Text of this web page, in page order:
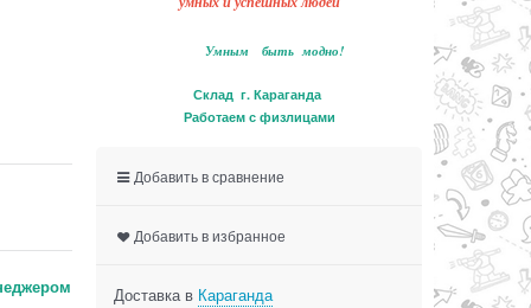
Умным быть модно!
Склад г. Караганда
Работаем с физлицами
Добавить в сравнение
Добавить в избранное
Доставка в Караганда